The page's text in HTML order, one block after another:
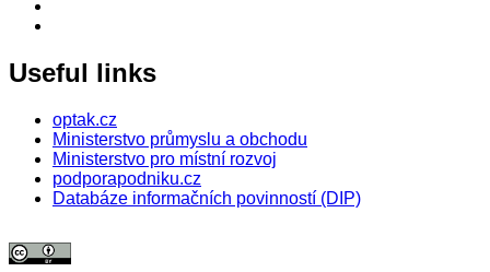
Useful links
optak.cz
Ministerstvo průmyslu a obchodu
Ministerstvo pro místní rozvoj
podporapodniku.cz
Databáze informačních povinností (DIP)